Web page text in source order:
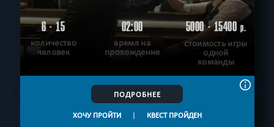
6 - 15
количество
человек
02:00
время на
прохождение
5000 - 15400р.
стоимость игры
одной
команды
ПОДРОБНЕЕ
ХОЧУ ПРОЙТИ | КВЕСТ ПРОЙДЕН